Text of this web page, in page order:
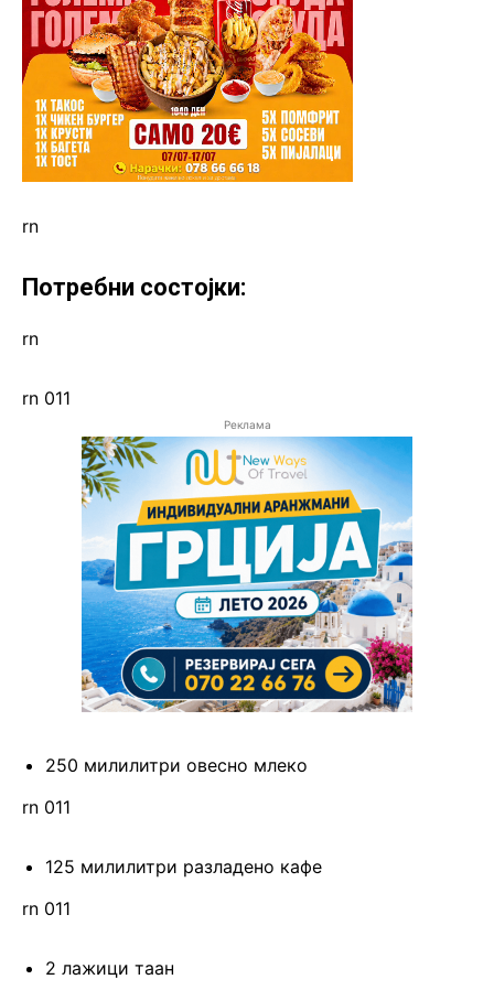
rn
Потребни состојки:
rn
rn 011
Реклама
250 милилитри овесно млеко
rn 011
125 милилитри разладено кафе
rn 011
2 лажици таан